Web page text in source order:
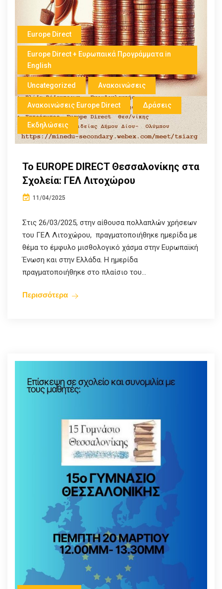
Europe Direct
Europe Direct + Ευρωπαικά Προγράμματα in
English
Uncategorized Ανακοινώσεις
Ανακοινώσεις Europe Direct Δράσεις
Εκδηλώσεις
Το EUROPE DIRECT Θεσσαλονίκης στα
Σχολεία: ΓΕΛ Λιτοχώρου
11/04/2025
Στις 26/03/2025, στην αίθουσα πολλαπλών χρήσεων
του ΓΕΛ Λιτοχώρου, πραγματοποιήθηκε ημερίδα με
θέμα το έμφυλο μισθολογικό χάσμα στην Ευρωπαϊκή
Ένωση και στην Ελλάδα. Η ημερίδα
πραγματοποιήθηκε στο πλαίσιο του...
Περισσότερα